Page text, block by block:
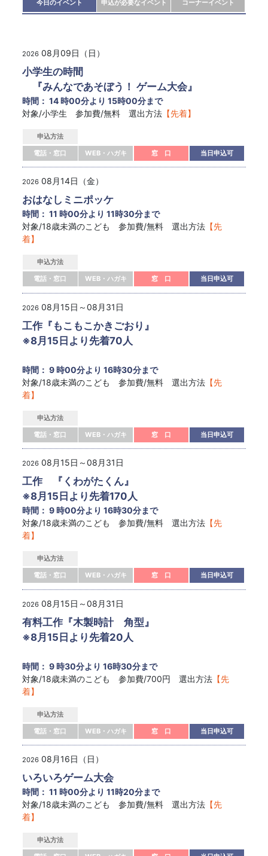
今日のイベント 申込が必要なイベント コーナーイベント
2026 08月09日（日）
小学生の時間
『みんなであそぼう！ ゲーム大会』
時間： 14 時00分より 15時00分まで
対象/小学生 参加費/無料 選出方法 【先着】
申込方法
電話・窓口
WEB・ハガキ 窓 口 当日申込可
2026 08月14日（金）
おはなしミニポッケ
時間： 11 時00分より 11時30分まで
対象/18歳未満のこども 参加費/無料 選出方法 【先
着】
申込方法
電話・窓口
WEB・ハガキ 窓 口 当日申込可
2026 08月15日～08月31日
工作『もこもこかきごおり』
※8月15日より先着70人
時間： 9 時00分より 16時30分まで
対象/18歳未満のこども 参加費/無料 選出方法 【先
着】
申込方法
電話・窓口
WEB・ハガキ 窓 口 当日申込可
2026 08月15日～08月31日
工作 『くわがたくん』
※8月15日より先着170人
時間： 9 時00分より 16時30分まで
対象/18歳未満のこども 参加費/無料 選出方法 【先
着】
申込方法
電話・窓口
WEB・ハガキ 窓 口 当日申込可
2026 08月15日～08月31日
有料工作『木製時計 角型』
※8月15日より先着20人
時間： 9 時30分より 16時30分まで
対象/18歳未満のこども 参加費/700円 選出方法 【先
着】
申込方法
電話・窓口
WEB・ハガキ 窓 口 当日申込可
2026 08月16日（日）
いろいろゲーム大会
時間： 11 時00分より 11時20分まで
対象/18歳未満のこども 参加費/無料 選出方法 【先
着】
申込方法